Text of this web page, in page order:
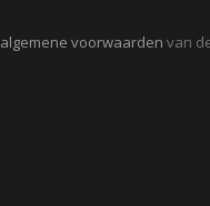
algemene voorwaarden van